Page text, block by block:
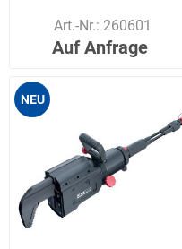
Art.-Nr.: 260601
Auf Anfrage
NEU